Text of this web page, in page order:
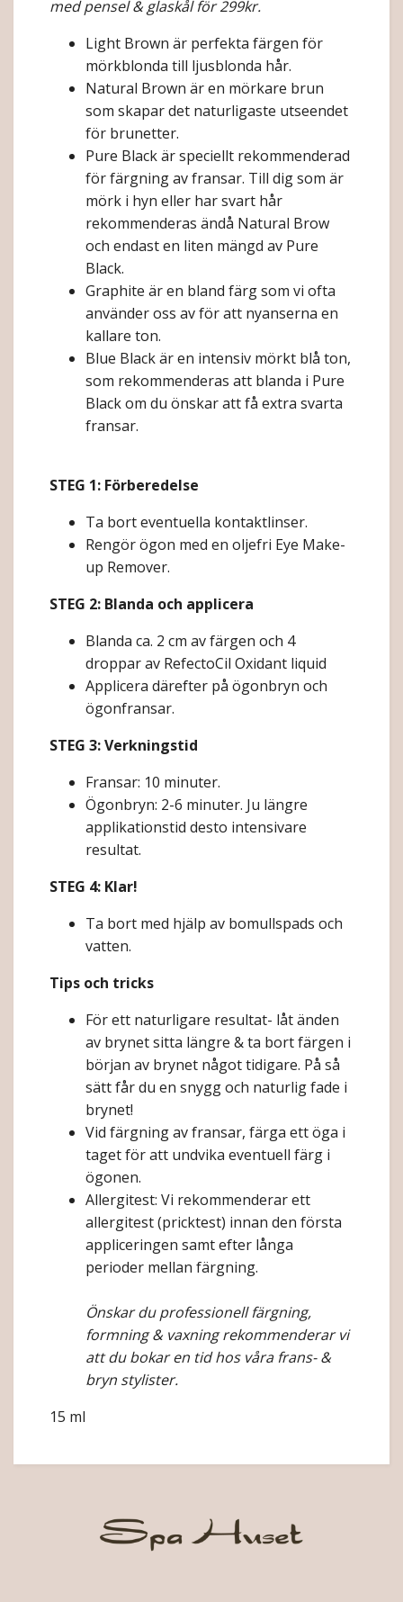
med pensel & glaskål för 299kr.
Light Brown är perfekta färgen för
mörkblonda till ljusblonda hår.
Natural Brown är en mörkare brun
som skapar det naturligaste utseendet
för brunetter.
Pure Black är speciellt rekommenderad
för färgning av fransar. Till dig som är
mörk i hyn eller har svart hår
rekommenderas ändå Natural Brow
och endast en liten mängd av Pure
Black.
Graphite är en bland färg som vi ofta
använder oss av för att nyanserna en
kallare ton.
Blue Black är en intensiv mörkt blå ton,
som rekommenderas att blanda i Pure
Black om du önskar att få extra svarta
fransar.
STEG 1: Förberedelse
Ta bort eventuella kontaktlinser.
Rengör ögon med en oljefri Eye Make-
up Remover.
STEG 2: Blanda och applicera
Blanda ca. 2 cm av färgen och 4
droppar av RefectoCil Oxidant liquid
Applicera därefter på ögonbryn och
ögonfransar.
STEG 3: Verkningstid
Fransar: 10 minuter.
Ögonbryn: 2-6 minuter. Ju längre
applikationstid desto intensivare
resultat.
STEG 4: Klar!
Ta bort med hjälp av bomullspads och
vatten.
Tips och tricks
För ett naturligare resultat- låt änden
av brynet sitta längre & ta bort färgen i
början av brynet något tidigare. På så
sätt får du en snygg och naturlig fade i
brynet!
Vid färgning av fransar, färga ett öga i
taget för att undvika eventuell färg i
ögonen.
Allergitest: Vi rekommenderar ett
allergitest (pricktest) innan den första
appliceringen samt efter långa
perioder mellan färgning.
Önskar du professionell färgning,
formning & vaxning rekommenderar vi
att du bokar en tid hos våra frans- &
bryn stylister.
15 ml